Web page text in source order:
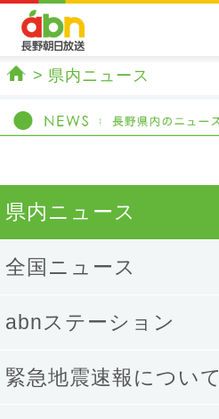
県内ニュース
県内ニュース
全国ニュース
abnステーション
緊急地震速報について